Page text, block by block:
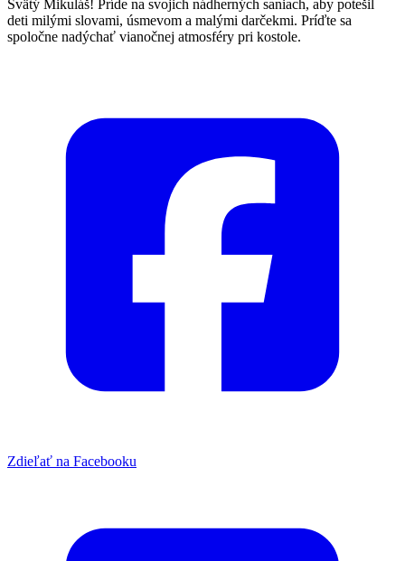
Svätý Mikuláš! Príde na svojich nádherných saniach, aby potešil
deti milými slovami, úsmevom a malými darčekmi. Príďte sa
spoločne nadýchať vianočnej atmosféry pri kostole.
Zdieľať na Facebooku